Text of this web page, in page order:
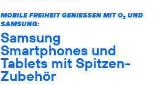
MOBILE FREIHEIT GENIESSEN MIT O 2UND
SAMSUNG:
Samsung
Smartphones und
Tablets mit Spitzen-
Zubehör